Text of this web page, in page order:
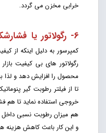
خرابی مخزن می گردد.
6- رگولاتور یا فشارشکن :
کمپرسور به دلیل اینکه از
رگولاتور های بی کیفیت
محصول را افزایش دهد و لذا
تا از فیلتر رطوبت گیر
خروجی استفاده نماید تا هم
هم میزان رطوبت نسبی
و این کار باعث کاهش